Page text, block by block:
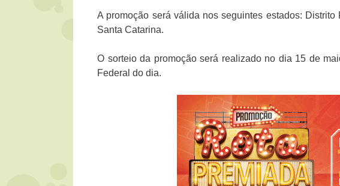
A promoção será válida nos seguintes estados:
Santa Catarina.
O sorteio da promoção será realizado no dia 15 de
Federal do dia.